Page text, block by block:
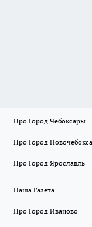
Про Город Чебоксары
Про Город
Про Город Ярославль
Наша Газета
Про Город Иваново